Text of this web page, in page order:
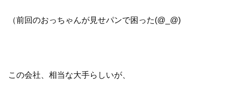
（前回のおっちゃんが見せパンで困った(@_@)
この会社、相当な大手らしいが、